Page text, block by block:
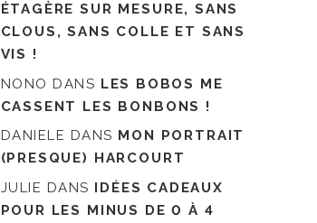
ÉTAGÈRE SUR MESURE, SANS
CLOUS, SANS COLLE ET SANS
VIS !
NONO DANS LES BOBOS ME
CASSENT LES BONBONS !
DANIELE DANS MON PORTRAIT
(PRESQUE) HARCOURT
JULIE DANS IDÉES CADEAUX
POUR LES MINUS DE 0 À 4